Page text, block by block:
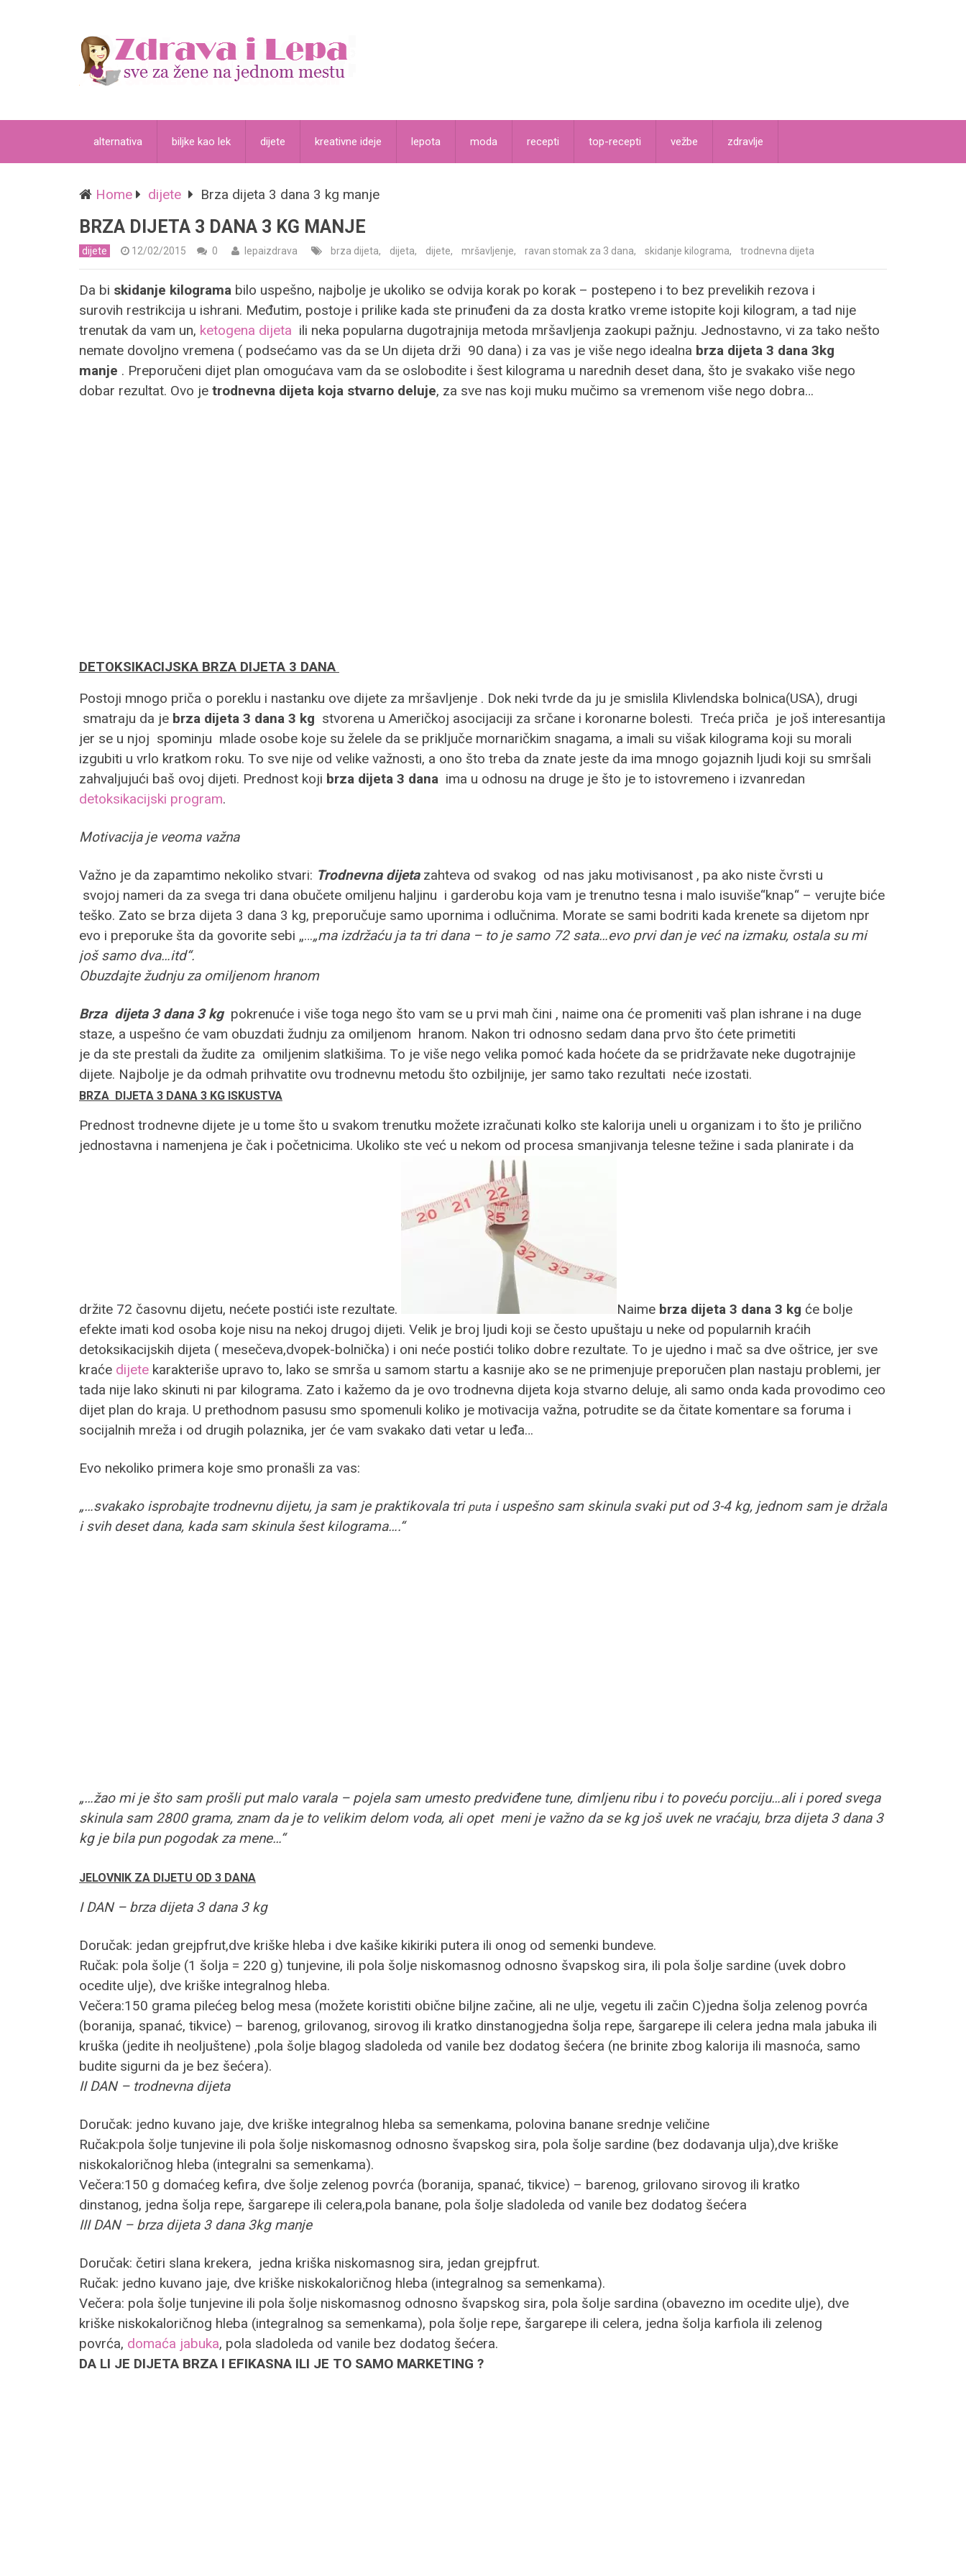
alternativa biljke kao lek dijete kreativne ideje lepota moda recepti top-recepti vežbe zdravlje
Home dijete Brza dijeta 3 dana 3 kg manje
BRZA DIJETA 3 DANA 3 KG MANJE
dijete 12/02/2015 0 lepaizdrava brza dijeta, dijeta, dijete, mršavljenje, ravan stomak za 3 dana, skidanje kilograma, trodnevna dijeta
Da bi skidanje kilograma bilo uspešno, najbolje je ukoliko se odvija korak po korak – postepeno i to bez prevelikih rezova i
surovih restrikcija u ishrani. Međutim, postoje i prilike kada ste prinuđeni da za dosta kratko vreme istopite koji kilogram, a tad nije
trenutak da vam un, ketogena dijeta ili neka popularna dugotrajnija metoda mršavljenja zaokupi pažnju. Jednostavno, vi za tako nešto
nemate dovoljno vremena ( podsećamo vas da se Un dijeta drži 90 dana) i za vas je više nego idealna brza dijeta 3 dana 3kg
manje . Preporučeni dijet plan omogućava vam da se oslobodite i šest kilograma u narednih deset dana, što je svakako više nego
dobar rezultat. Ovo je trodnevna dijeta koja stvarno deluje, za sve nas koji muku mučimo sa vremenom više nego dobra…
DETOKSIKACIJSKA BRZA DIJETA 3 DANA
Postoji mnogo priča o poreklu i nastanku ove dijete za mršavljenje . Dok neki tvrde da ju je smislila Klivlendska bolnica(USA), drugi
smatraju da je brza dijeta 3 dana 3 kg stvorena u Američkoj asocijaciji za srčane i koronarne bolesti. Treća priča je još interesantija
jer se u njoj spominju mlade osobe koje su želele da se priključe mornaričkim snagama, a imali su višak kilograma koji su morali
izgubiti u vrlo kratkom roku. To sve nije od velike važnosti, a ono što treba da znate jeste da ima mnogo gojaznih ljudi koji su smršali
zahvaljujući baš ovoj dijeti. Prednost koji brza dijeta 3 dana ima u odnosu na druge je što je to istovremeno i izvanredan
detoksikacijski program.
Motivacija je veoma važna
Važno je da zapamtimo nekoliko stvari: Trodnevna dijetazahteva od svakog od nas jaku motivisanost , pa ako niste čvrsti u
svojoj nameri da za svega tri dana obučete omiljenu haljinu i garderobu koja vam je trenutno tesna i malo isuviše“knap“ – verujte biće
teško. Zato se brza dijeta 3 dana 3 kg, preporučuje samo upornima i odlučnima. Morate se sami bodriti kada krenete sa dijetom npr
evo i preporuke šta da govorite sebi „…„ma izdržaću ja ta tri dana – to je samo 72 sata…evo prvi dan je već na izmaku, ostala su mi
još samo dva…itd“.
Obuzdajte žudnju za omiljenom hranom
Brza dijeta 3 dana 3 kg pokrenuće i više toga nego što vam se u prvi mah čini , naime ona će promeniti vaš plan ishrane i na duge
staze, a uspešno će vam obuzdati žudnju za omiljenom hranom. Nakon tri odnosno sedam dana prvo što ćete primetiti
je da ste prestali da žudite za omiljenim slatkišima. To je više nego velika pomoć kada hoćete da se pridržavate neke dugotrajnije
dijete. Najbolje je da odmah prihvatite ovu trodnevnu metodu što ozbiljnije, jer samo tako rezultati neće izostati.
BRZA DIJETA 3 DANA 3 KG ISKUSTVA
Prednost trodnevne dijete je u tome što u svakom trenutku možete izračunati kolko ste kalorija uneli u organizam i to što je prilično
jednostavna i namenjena je čak i početnicima. Ukoliko ste već u nekom od procesa smanjivanja telesne težine i sada planirate i da
držite 72 časovnu dijetu, nećete postići iste rezultate. Naime brza dijeta 3 dana 3 kg će bolje
efekte imati kod osoba koje nisu na nekoj drugoj dijeti. Velik je broj ljudi koji se često upuštaju u neke od popularnih kraćih
detoksikacijskih dijeta ( mesečeva,dvopek-bolnička) i oni neće postići toliko dobre rezultate. To je ujedno i mač sa dve oštrice, jer sve
kraće dijete karakteriše upravo to, lako se smrša u samom startu a kasnije ako se ne primenjuje preporučen plan nastaju problemi, jer
tada nije lako skinuti ni par kilograma. Zato i kažemo da je ovo trodnevna dijeta koja stvarno deluje, ali samo onda kada provodimo ceo
dijet plan do kraja. U prethodnom pasusu smo spomenuli koliko je motivacija važna, potrudite se da čitate komentare sa foruma i
socijalnih mreža i od drugih polaznika, jer će vam svakako dati vetar u leđa…
Evo nekoliko primera koje smo pronašli za vas:
„…svakako isprobajte trodnevnu dijetu, ja sam je praktikovala tri puta i uspešno sam skinula svaki put od 3-4 kg, jednom sam je držala
i svih deset dana, kada sam skinula šest kilograma….“
„…žao mi je što sam prošli put malo varala – pojela sam umesto predviđene tune, dimljenu ribu i to poveću porciju…ali i pored svega
skinula sam 2800 grama, znam da je to velikim delom voda, ali opet meni je važno da se kg još uvek ne vraćaju, brza dijeta 3 dana 3
kg je bila pun pogodak za mene…“
JELOVNIK ZA DIJETU OD 3 DANA
I DAN – brza dijeta 3 dana 3 kg
Doručak: jedan grejpfrut,dve kriške hleba i dve kašike kikiriki putera ili onog od semenki bundeve.
Ručak: pola šolje (1 šolja = 220 g) tunjevine, ili pola šolje niskomasnog odnosno švapskog sira, ili pola šolje sardine (uvek dobro
ocedite ulje), dve kriške integralnog hleba.
Večera:150 grama pilećeg belog mesa (možete koristiti obične biljne začine, ali ne ulje, vegetu ili začin C)jedna šolja zelenog povrća
(boranija, spanać, tikvice) – barenog, grilovanog, sirovog ili kratko dinstanogjedna šolja repe, šargarepe ili celera jedna mala jabuka ili
kruška (jedite ih neoljuštene) ,pola šolje blagog sladoleda od vanile bez dodatog šećera (ne brinite zbog kalorija ili masnoća, samo
budite sigurni da je bez šećera).
II DAN – trodnevna dijeta
Doručak: jedno kuvano jaje, dve kriške integralnog hleba sa semenkama, polovina banane srednje veličine
Ručak:pola šolje tunjevine ili pola šolje niskomasnog odnosno švapskog sira, pola šolje sardine (bez dodavanja ulja),dve kriške
niskokaloričnog hleba (integralni sa semenkama).
Večera:150 g domaćeg kefira, dve šolje zelenog povrća (boranija, spanać, tikvice) – barenog, grilovano sirovog ili kratko
dinstanog, jedna šolja repe, šargarepe ili celera,pola banane, pola šolje sladoleda od vanile bez dodatog šećera
III DAN – brza dijeta 3 dana 3kg manje
Doručak: četiri slana krekera, jedna kriška niskomasnog sira, jedan grejpfrut.
Ručak: jedno kuvano jaje, dve kriške niskokaloričnog hleba (integralnog sa semenkama).
Večera: pola šolje tunjevine ili pola šolje niskomasnog odnosno švapskog sira, pola šolje sardina (obavezno im ocedite ulje), dve
kriške niskokaloričnog hleba (integralnog sa semenkama), pola šolje repe, šargarepe ili celera, jedna šolja karfiola ili zelenog
povrća, domaća jabuka, pola sladoleda od vanile bez dodatog šećera.
DA LI JE DIJETA BRZA I EFIKASNA ILI JE TO SAMO MARKETING ?